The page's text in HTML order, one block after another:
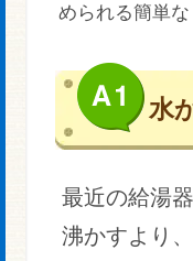
められる簡単な
水
最近の給湯
沸かすより